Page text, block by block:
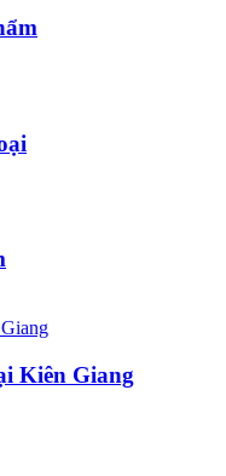
Kiên Giang